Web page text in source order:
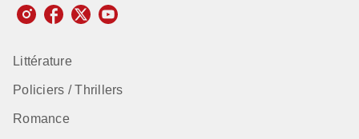
Littérature
Policiers / Thrillers
Romance